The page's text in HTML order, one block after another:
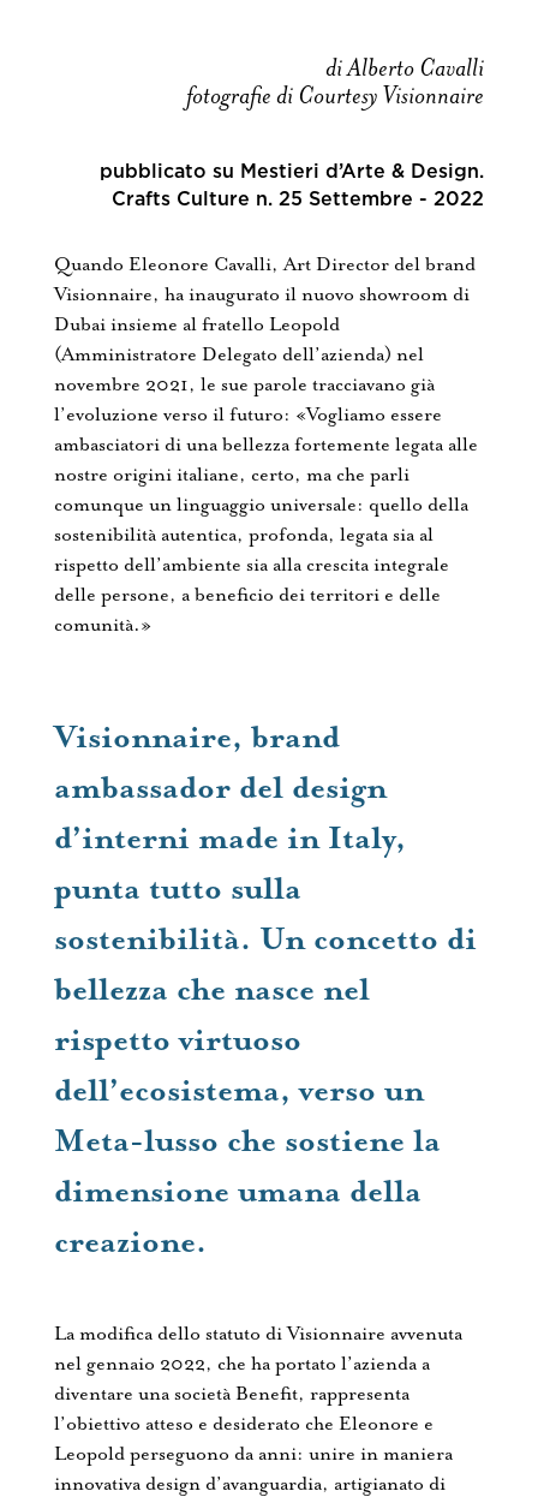
di Alberto Cavalli
fotografie di Courtesy Visionnaire
pubblicato su Mestieri d’Arte & Design.
Crafts Culture n. 25 Settembre - 2022
Quando Eleonore Cavalli, Art Director del brand
Visionnaire, ha inaugurato il nuovo showroom di
Dubai insieme al fratello Leopold
(Amministratore Delegato dell’azienda) nel
novembre 2021, le sue parole tracciavano già
l’evoluzione verso il futuro: «Vogliamo essere
ambasciatori di una bellezza fortemente legata alle
nostre origini italiane, certo, ma che parli
comunque un linguaggio universale: quello della
sostenibilità autentica, profonda, legata sia al
rispetto dell’ambiente sia alla crescita integrale
delle persone, a beneficio dei territori e delle
comunità.»
Visionnaire, brand
ambassador del design
d’interni made in Italy,
punta tutto sulla
sostenibilità. Un concetto di
bellezza che nasce nel
rispetto virtuoso
dell’ecosistema, verso un
Meta-lusso che sostiene la
dimensione umana della
creazione.
La modifica dello statuto di Visionnaire avvenuta
nel gennaio 2022, che ha portato l’azienda a
diventare una società Benefit, rappresenta
l’obiettivo atteso e desiderato che Eleonore e
Leopold perseguono da anni: unire in maniera
innovativa design d’avanguardia, artigianato di